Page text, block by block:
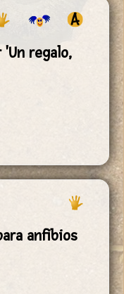
'Un regalo,
anfibios